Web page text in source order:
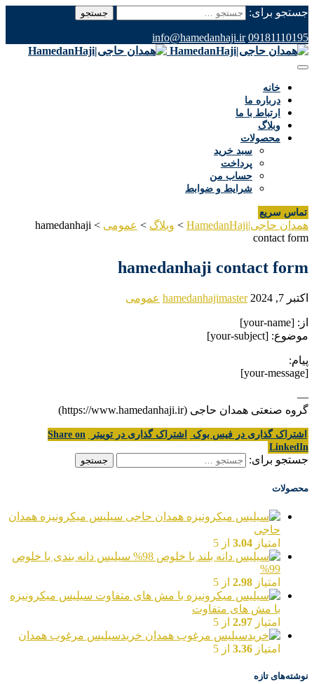
جستجو برای:
09181110195
info@hamedanhaji.ir
خانه
درباره ما
ارتباط با ما
وبلاگ
محصولات
سبد خرید
پرداخت
حساب من
شرایط و ضوابط
تماس سریع
همدان حاجی|HamedanHaji > وبلاگ > عمومی >
hamedanhaji
contact form
hamedanhaji contact form
اکتبر 7, 2024 hamedanhajimaster عمومی
از: [your-name]
موضوع: [your-subject]
پیام:
[your-message]
—
گروه صنعتی همدان حاجی (https://www.hamedanhaji.ir)
اشتراک گذاری در فیس بوک اشتراک گذاری در توییتر
Share on
LinkedIn
جستجو برای:
محصولات
سیلیس میکرونیزه همدان
حاجی
امتیاز 3.04 از 5
سیلیس دانه بندی با خلوص
99%
امتیاز 2.98 از 5
سیلیس میکرونیزه
با مش های متفاوت
امتیاز 2.97 از 5
خریدسیلیس مرغوب همدان
امتیاز 3.36 از 5
نوشته‌های تازه